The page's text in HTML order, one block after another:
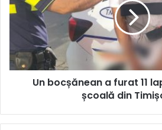
furat
laptopuri
o
școală
Un bocșănean a furat 11
școală din